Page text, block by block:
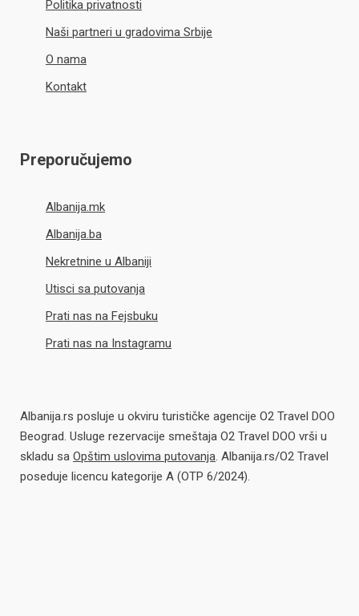
Politika privatnosti
Naši partneri u gradovima Srbije
O nama
Kontakt
Preporučujemo
Albanija.mk
Albanija.ba
Nekretnine u Albaniji
Utisci sa putovanja
Prati nas na Fejsbuku
Prati nas na Instagramu
Albanija.rs posluje u okviru turističke agencije O2 Travel DOO
Beograd. Usluge rezervacije smeštaja O2 Travel DOO vrši u
skladu sa Opštim uslovima putovanja. Albanija.rs/O2 Travel
poseduje licencu kategorije A (OTP 6/2024).